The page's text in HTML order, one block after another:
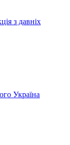
з давніх
Україна